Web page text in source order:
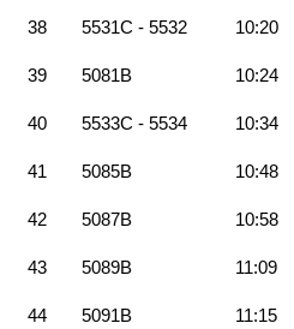
38 5531C - 5532 10:20
39 5081B 10:24
40 5533C - 5534 10:34
41 5085B 10:48
42 5087B 10:58
43 5089B 11:09
44 5091B 11:15